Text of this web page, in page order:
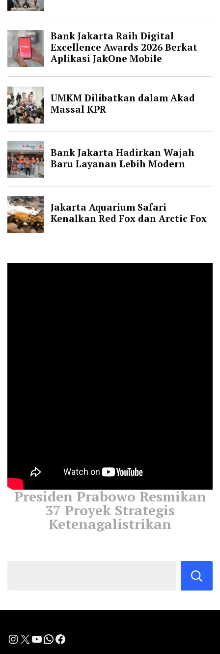
Presiden Prabowo Resmikan
37 Proyek Strategis
Ketenagalistrikan
Instagram
X YouTube
WhatsApp
Facebook